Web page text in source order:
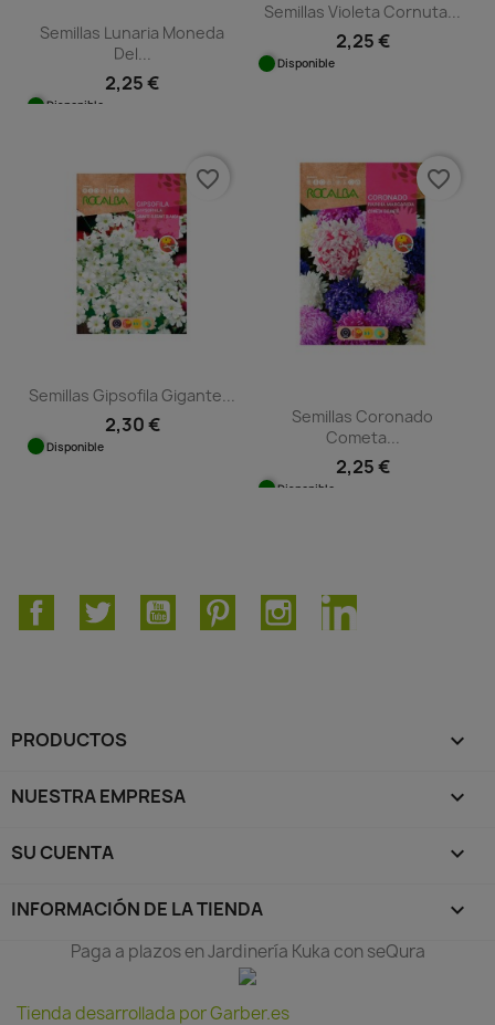
Semillas Lunaria Moneda
Del...
2,25 €
Disponible
Semillas Violeta Cornuta...
2,25 €
Disponible
Semillas Gipsofila Gigante...
2,30 €
Disponible
favorite_border
Semillas Coronado
Cometa...
2,25 €
Disponible
favorite_border
FacebookTwitter YouTube PinterestInstagramLinkedIn
PRODUCTOS 
NUESTRA EMPRESA 
SU CUENTA 
INFORMACIÓN DE LA TIENDA keyboard_arrow_down
Paga a plazos en Jardinería Kuka con seQura
Tienda desarrollada por Garber.es